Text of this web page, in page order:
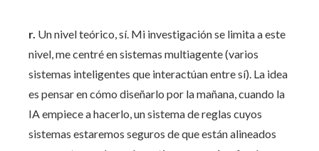
r. Un nivel teórico, sí. Mi investigación se limita a este
nivel, me centré en sistemas multiagente (varios
sistemas inteligentes que interactúan entre sí). La idea
es pensar en cómo diseñarlo por la mañana, cuando la
IA empiece a hacerlo, un sistema de reglas cuyos
sistemas estaremos seguros de que están alineados